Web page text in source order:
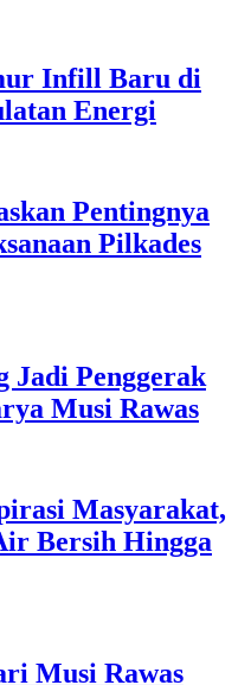
Infill Baru di
Energi
Pentingnya
Pilkades
Jadi Penggerak
Musi Rawas
Masyarakat,
Bersih Hingga
Musi Rawas